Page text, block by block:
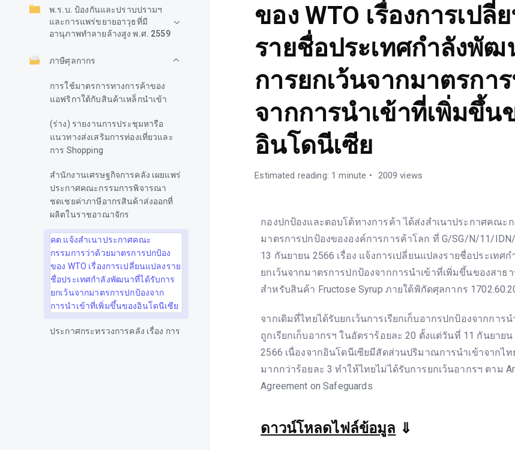
พ.ร.บ. ป้องกันและปราบปรามฯ
และการแพร่ขยายอาวุธที่มี
อานุภาพทำลายล้างสูง พ.ศ. 2559
ภาษีศุลกากร
การใช้มาตรการทางการค้าของ
แอฟริกาใต้กับสินค้าเหล็กนำเข้า
(ร่าง) รายงานการประชุมหารือ
แนวทางส่งเสริมการท่องเที่ยวและ
การ Shopping
สำนักงานเศรษฐกิจการคลัง เผยแพร่
ประกาศคณะกรรมการพิจารณา
ชดเชยค่าภาษีอากรสินค้าส่งออกที่
ผลิตในราชอาณาจักร
คต.แจ้งสำเนาประกาศคณะ
กรรมการว่าด้วยมาตรการปกป้อง
ของ WTO เรื่องการเปลี่ยนแปลงราย
ชื่อประเทศกำลังพัฒนาที่ได้รับการ
ยกเว้นจากมาตรการปกป้องจาก
การนำเข้าที่เพิ่มขึ้นของอินโดนีเซีย
ประกาศกระทรวงการคลัง เรื่อง การ
ของ WTO เรื่องการเปลี่
รายชื่อประเทศกำลังพั
การยกเว้นจากมาตรกา
จากการนำเข้าที่เพิ่มขึ้น
อินโดนีเซีย
Estimated reading: 1 minute 2009 views
กองปกป้องและตอบโต้ทางการค้า ได้ส่งสำเนาประกาศคณะ
มาตรการปกป้องขององค์การการค้าโลก ที่ G/SG/N/11/
13 กันยายน 2566 เรื่อง แจ้งการเปลี่ยนแปลงรายชื่อประเทศ
ยกเว้นจากมาตรการปกป้องจากการนำเข้าที่เพิ่มขึ้นของสาธ
สำหรับสินค้า Fructose Syrup ภายใต้พิกัดศุลกากร
จากเดิมที่ไทยได้รับยกเว้นการเรียกเก็บอากรปกป้องจากการ
ถูกเรียกเก็บอากรฯ ในอัตราร้อยละ 20 ตั้งแต่วันที่ 11 กันยาย
2566 เนื่องจากอินโดนีเซียมีสัดส่วนปริมาณการนำเข้าจากไท
มากกว่าร้อยละ 3 ทำให้ไทยไม่ได้รับการยกเว้นอากรฯ ตาม
Agreement on Safeguards
ดาวน์โหลดไฟล์ข้อมูล ⇓